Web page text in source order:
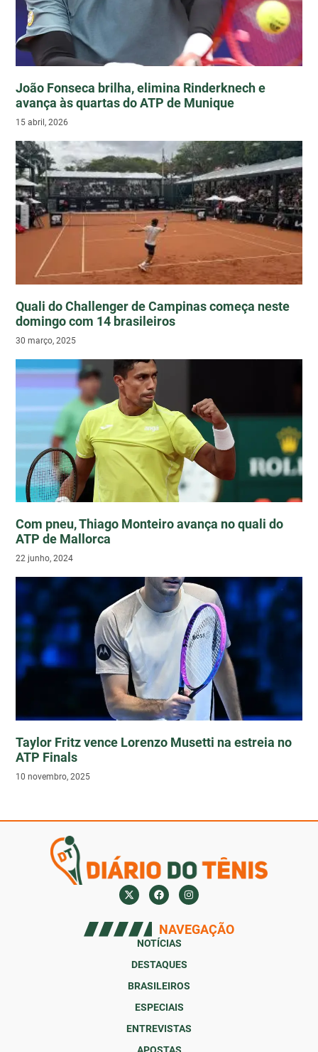
João Fonseca brilha, elimina Rinderknech e
avança às quartas do ATP de Munique
15 abril, 2026
Quali do Challenger de Campinas começa neste
domingo com 14 brasileiros
30 março, 2025
Com pneu, Thiago Monteiro avança no quali do
ATP de Mallorca
22 junho, 2024
Taylor Fritz vence Lorenzo Musetti na estreia no
ATP Finals
10 novembro, 2025
NAVEGAÇÃO
NOTÍCIAS
DESTAQUES
BRASILEIROS
ESPECIAIS
ENTREVISTAS